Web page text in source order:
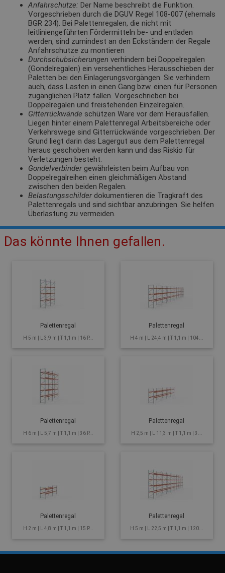
Anfahrschutze: Der Name beschreibt die Funktion.
Vorgeschrieben durch die DGUV Regel 108-007 (ehemals
BGR 234). Bei Palettenregalen, die nicht mit
leitliniengeführten Fördermitteln be- und entladen
werden, sind zumindest an den Eckständern der Regale
Anfahrschutze zu montieren
Durchschubsicherungen verhindern bei Doppelregalen
(Gondelregalen) ein versehentliches Herausschieben der
Paletten bei den Einlagerungsvorgängen. Sie verhindern
auch, dass Lasten in einen Gang bzw. einen für Personen
zugänglichen Platz fallen. Vorgeschrieben bei
Doppelregalen und freistehenden Einzelregalen.
Gitterrückwände schützen Ware vor dem Herausfallen.
Liegen hinter einem Palettenregal Arbeitsbereiche oder
Verkehrswege sind Gitterrückwände vorgeschrieben. Der
Grund liegt darin das Lagergut aus dem Palettenregal
heraus geschoben werden kann und das Riskio für
Verletzungen besteht.
Gondelverbinder gewährleisten beim Aufbau von
Doppelregalreihen einen gleichmäßigen Abstand
zwischen den beiden Regalen.
Belastungsschilder dokumentieren die Tragkraft des
Palettenregals und sind sichtbar anzubringen. Sie helfen
Überlastung zu vermeiden.
Das könnte Ihnen gefallen.
Palettenregal
H 5 m | L 3,9 m | T 1,1 m | 16 P...
Palettenregal
H 4 m | L 24,4 m | T 1,1 m | 104...
Palettenregal
H 6 m | L 5,7 m | T 1,1 m | 36 P...
Palettenregal
H 2,5 m | L 11,3 m | T 1,1 m | 3...
Palettenregal
H 2 m | L 4,8 m | T 1,1 m | 15 P...
Palettenregal
H 5 m | L 22,5 m | T 1,1 m | 120...